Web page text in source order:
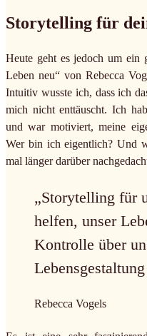
Storytelling für
Heute geht es jedoch um ein
Leben neu“ von Rebecca
Intuitiv wusste ich, dass ich
mich nicht enttäuscht. Ich
und war motiviert, meine
Wer bin ich eigentlich? Und
mal länger darüber
„Storytelling für
helfen, unser
Kontrolle über
Rebecca Vogels